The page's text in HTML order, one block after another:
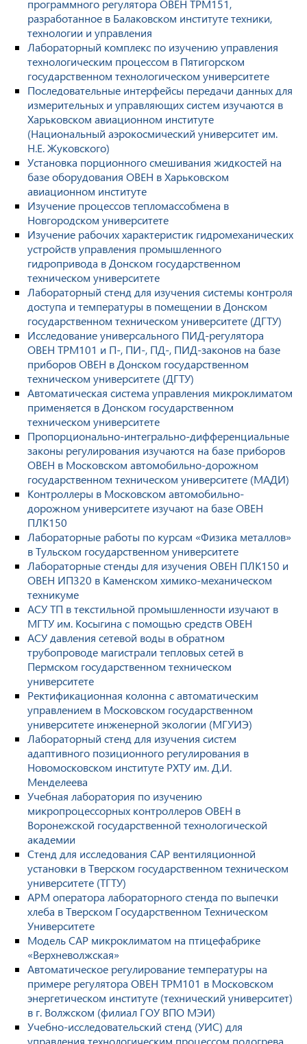
программного регулятора ОВЕН ТРМ151,
разработанное в Балаковском институте техники,
технологии и управления
Лабораторный комплекс по изучению управления
технологическим процессом в Пятигорском
государственном технологическом университете
Последовательные интерфейсы передачи данных для
измерительных и управляющих систем изучаются в
Харьковском авиационном институте
(Национальный аэрокосмический университет им.
Н.Е. Жуковского)
Установка порционного смешивания жидкостей на
базе оборудования ОВЕН в Харьковском
авиационном институте
Изучение процессов тепломассобмена в
Новгородском университете
Изучение рабочих характеристик гидромеханических
устройств управления промышленного
гидропривода в Донском государственном
техническом университете
Лабораторный стенд для изучения системы контроля
доступа и температуры в помещении в Донском
государственном техническом университете (ДГТУ)
Исследование универсального ПИД-регулятора
ОВЕН ТРМ101 и П-, ПИ-, ПД-, ПИД-законов на базе
приборов ОВЕН в Донском государственном
техническом университете (ДГТУ)
Автоматическая система управления микроклиматом
применяется в Донском государственном
техническом университете
Пропорционально-интегрально-дифференциальные
законы регулирования изучаются на базе приборов
ОВЕН в Московском автомобильно-дорожном
государственном техническом университете (МАДИ)
Контроллеры в Московском автомобильно-
дорожном университете изучают на базе ОВЕН
ПЛК150
Лабораторные работы по курсам «Физика металлов»
в Тульском государственном университете
Лабораторные стенды для изучения ОВЕН ПЛК150 и
ОВЕН ИП320 в Каменском химико-механическом
техникуме
АСУ ТП в текстильной промышленности изучают в
МГТУ им. Косыгина с помощью средств ОВЕН
АСУ давления сетевой воды в обратном
трубопроводе магистрали тепловых сетей в
Пермском государственном техническом
университете
Ректификационная колонна с автоматическим
управлением в Московском государственном
университете инженерной экологии (МГУИЭ)
Лабораторный стенд для изучения систем
адаптивного позиционного регулирования в
Новомосковском институте РХТУ им. Д.И.
Менделеева
Учебная лаборатория по изучению
микропроцессорных контроллеров ОВЕН в
Воронежской государственной технологической
академии
Стенд для исследования САР вентиляционной
установки в Тверском государственном техническом
университете (ТГТУ)
АРМ оператора лабораторного стенда по выпечки
хлеба в Тверском Государственном Техническом
Университете
Модель САР микроклиматом на птицефабрике
«Верхневолжская»
Автоматическое регулирование температуры на
примере регулятора ОВЕН ТРМ101 в Московском
энергетическом институте (технический университет)
в г. Волжском (филиал ГОУ ВПО МЭИ)
Учебно-исследовательский стенд (УИС) для
управления технологическим процессом подогрева